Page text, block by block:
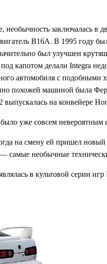
необычность заключалась
B16A. В 1995 году
был улучшен
капотом делали Integra
автомобиля с
похожей машиной была
на конвейере
было уже совсем
на смену ей пришел
необычные
в культовой серии